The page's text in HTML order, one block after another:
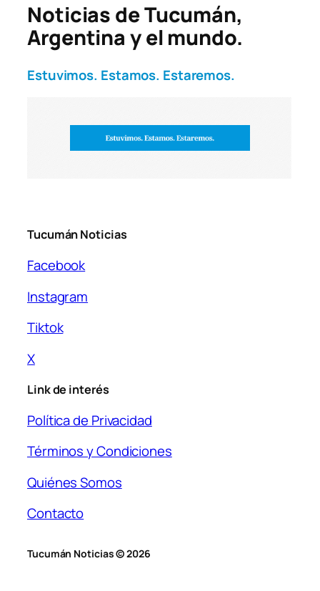
Noticias de Tucumán,
Argentina y el mundo.
Estuvimos. Estamos. Estaremos.
Tucumán Noticias
Facebook
Instagram
Tiktok
X
Link de interés
Política de Privacidad
Términos y Condiciones
Quiénes Somos
Contacto
Tucumán Noticias © 2026